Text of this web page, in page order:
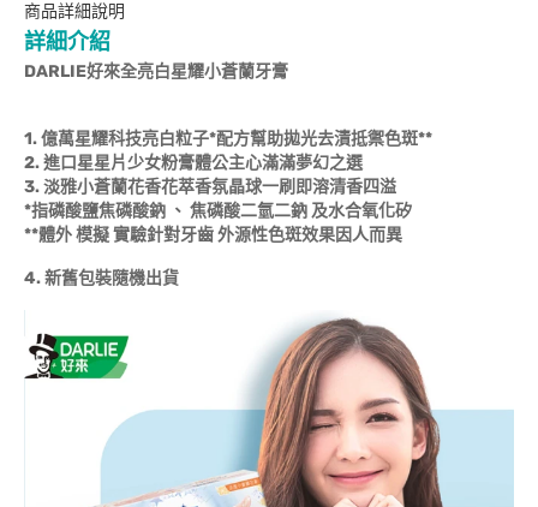
商品詳細說明
詳細介紹
DARLIE好來全亮白星耀小蒼蘭牙膏
1. 億萬星耀科技亮白粒子*配方幫助拋光去漬抵禦色斑**
2. 進口星星片少女粉膏體公主心滿滿夢幻之選
3. 淡雅小蒼蘭花香花萃香氛晶球一刷即溶清香四溢
*指磷酸鹽焦磷酸鈉 、 焦磷酸二氫二鈉 及水合氧化矽
**體外 模擬 實驗針對牙齒 外源性色斑效果因人而異
4. 新舊包裝隨機出貨